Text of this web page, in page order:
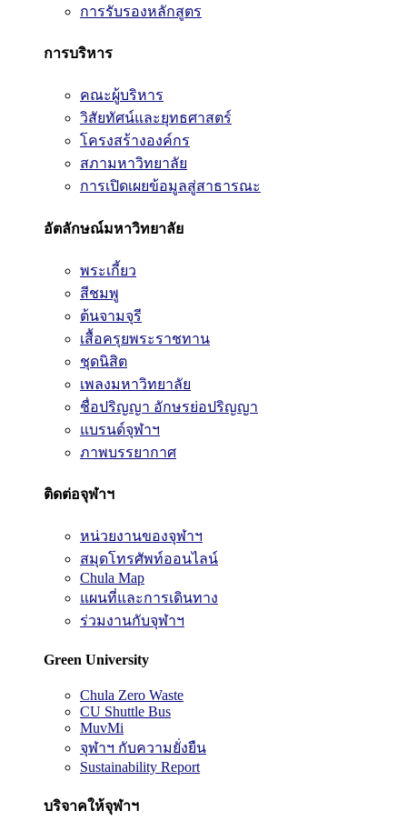
การรับรองหลักสูตร
การบริหาร
คณะผู้บริหาร
วิสัยทัศน์และยุทธศาสตร์
โครงสร้างองค์กร
สภามหาวิทยาลัย
การเปิดเผยข้อมูลสู่สาธารณะ
อัตลักษณ์มหาวิทยาลัย
พระเกี้ยว
สีชมพู
ต้นจามจุรี
เสื้อครุยพระราชทาน
ชุดนิสิต
เพลงมหาวิทยาลัย
ชื่อปริญญา อักษรย่อปริญญา
แบรนด์จุฬาฯ
ภาพบรรยากาศ
ติดต่อจุฬาฯ
หน่วยงานของจุฬาฯ
สมุดโทรศัพท์ออนไลน์
Chula Map
แผนที่และการเดินทาง
ร่วมงานกับจุฬาฯ
Green University
Chula Zero Waste
CU Shuttle Bus
MuvMi
จุฬาฯ กับความยั่งยืน
Sustainability Report
บริจาคให้จุฬาฯ